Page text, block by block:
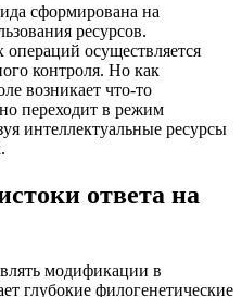
сформирована на
ресурсов.
операций осуществляется
контроля. Но как
возникает что-то
переходит в режим
интеллектуальные ресурсы
ответа на
модификации в
глубокие филогенетические